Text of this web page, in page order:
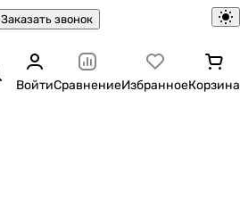
Заказать звонок
ВойтиСравнениеИзбранноеКорзина